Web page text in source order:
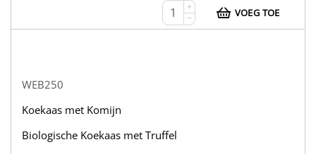
+
−
VOEG TOE
WEB250
Koekaas met Komijn
Biologische Koekaas met Truffel